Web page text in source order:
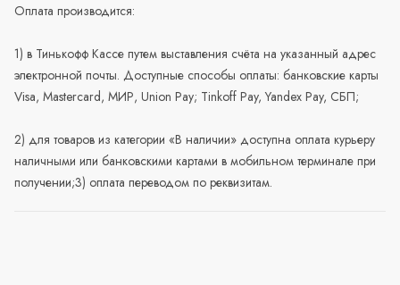
Оплата производится:
1) в Тинькофф Кассе путем выставления счёта на указанный адрес
электронной почты. Доступные способы оплаты: банковские карты
Visa, Mastercard, МИР, Union Pay; Tinkoff Pay, Yandex Pay, СБП;
2) для товаров из категории «В наличии» доступна оплата курьеру
наличными или банковскими картами в мобильном терминале при
получении;3) оплата переводом по реквизитам.